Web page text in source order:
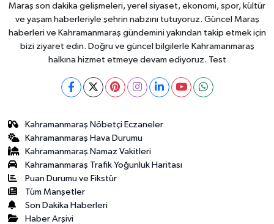
Maraş son dakika gelişmeleri, yerel siyaset, ekonomi, spor, kültür
ve yaşam haberleriyle şehrin nabzını tutuyoruz. Güncel Maraş
haberleri ve Kahramanmaraş gündemini yakından takip etmek için
bizi ziyaret edin. Doğru ve güncel bilgilerle Kahramanmaraş
halkına hizmet etmeye devam ediyoruz. Test
Kahramanmaraş Nöbetçi Eczaneler
Kahramanmaraş Hava Durumu
Kahramanmaraş Namaz Vakitleri
Kahramanmaraş Trafik Yoğunluk Haritası
Puan Durumu ve Fikstür
Tüm Manşetler
Son Dakika Haberleri
Haber Arşivi